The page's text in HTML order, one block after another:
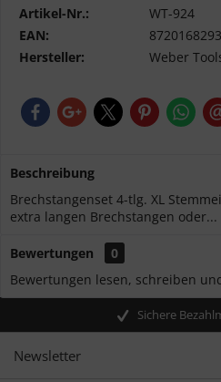
Artikel-Nr.:
WT-924
EAN:
Hersteller:
Weber
Beschreibung
Brechstangenset 4-tlg. XL
extra langen Brechstangen oder...
Bewertungen
0
Bewertungen lesen, schreiben
Sichere
Newsletter